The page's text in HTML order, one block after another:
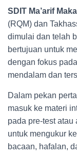
SDIT Ma’arif
(RQM) dan
dimulai dan telah
bertujuan untuk
dengan fokus
mendalam dan
Dalam pekan
masuk ke materi
pada pre-test atau
untuk mengukur
bacaan, hafalan,